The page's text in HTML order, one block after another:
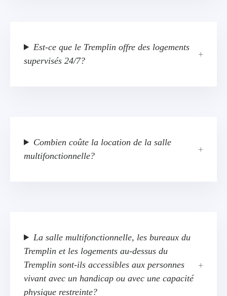
Est-ce que le Tremplin offre des logements
supervisés 24/7?
Combien coûte la location de la salle
multifonctionnelle?
La salle multifonctionnelle, les bureaux du
Tremplin et les logements au-dessus du
Tremplin sont-ils accessibles aux personnes
vivant avec un handicap ou avec une capacité
physique restreinte?